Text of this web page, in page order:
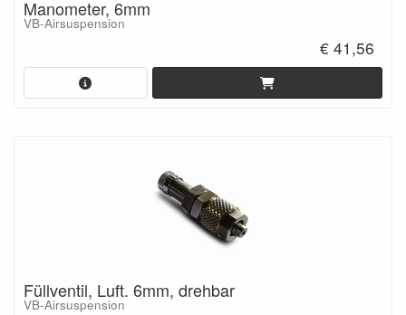
Manometer, 6mm
VB-Airsuspension
€ 41,56
Füllventil, Luft. 6mm, drehbar
VB-Airsuspension